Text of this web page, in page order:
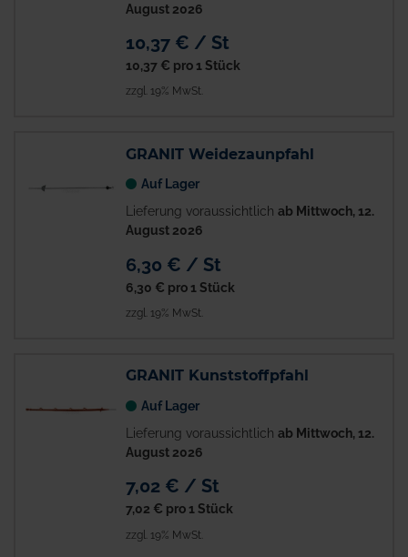
August 2026
10,37 € / St
10,37 € pro 1 Stück
zzgl. 19% MwSt.
GRANIT Weidezaunpfahl
Auf Lager
Lieferung voraussichtlich ab Mittwoch, 12.
August 2026
6,30 € / St
6,30 € pro 1 Stück
zzgl. 19% MwSt.
GRANIT Kunststoffpfahl
Auf Lager
Lieferung voraussichtlich ab Mittwoch, 12.
August 2026
7,02 € / St
7,02 € pro 1 Stück
zzgl. 19% MwSt.